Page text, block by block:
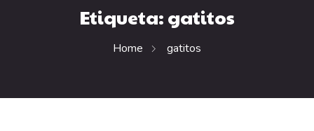
Etiqueta:gatitos
Home gatitos